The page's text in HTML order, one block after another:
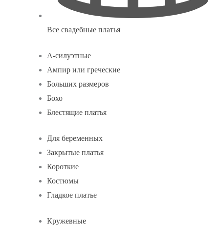
Все свадебные платья
А-силуэтные
Ампир или греческие
Больших размеров
Бохо
Блестящие платья
Для беременных
Закрытые платья
Короткие
Костюмы
Гладкое платье
Кружевные